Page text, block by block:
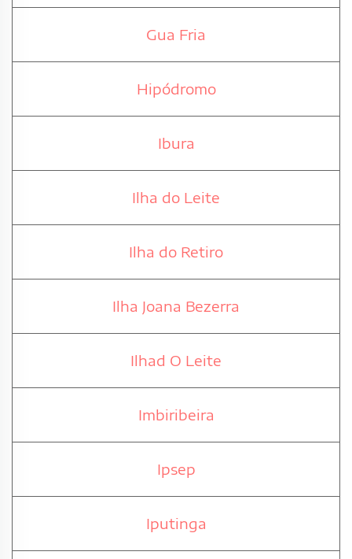
Gua Fria
Hipódromo
Ibura
Ilha do Leite
Ilha do Retiro
Ilha Joana Bezerra
Ilhad O Leite
Imbiribeira
Ipsep
Iputinga